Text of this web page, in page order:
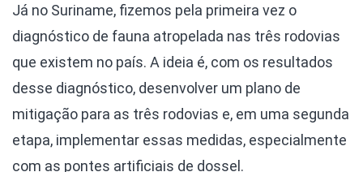
Já no Suriname, fizemos pela primeira vez o
diagnóstico de fauna atropelada nas três rodovias
que existem no país. A ideia é, com os resultados
desse diagnóstico, desenvolver um plano de
mitigação para as três rodovias e, em uma segunda
etapa, implementar essas medidas, especialmente
com as pontes artificiais de dossel.